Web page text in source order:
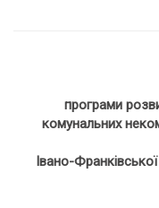
програми
комунальних
Івано-